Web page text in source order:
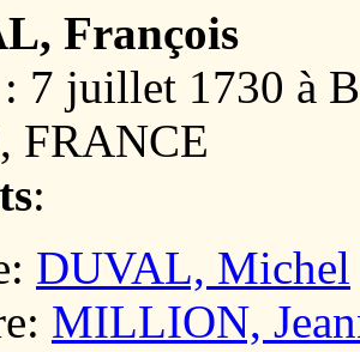
François
: 7 juillet 1730 à
FRANCE
:
DUVAL, Michel
MILLION,